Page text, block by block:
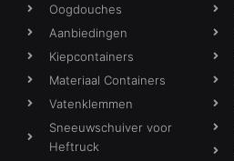
Oogdouches
Aanbiedingen
Kiepcontainers
Materiaal Containers
Vatenklemmen
Sneeuwschuiver voor
Heftruck